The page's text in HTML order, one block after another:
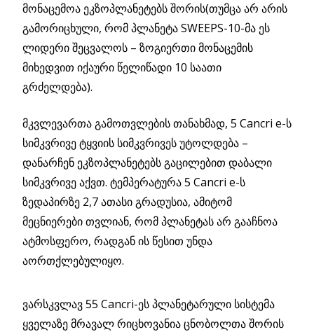
მონაცემოა ეკზოპლანეტებს შორის(თუმცა არ არის
გამორიცხული, რომ პლანეტა SWEEPS-10-მა ეს
ლიდერი შეცვალოს – ზოგიერთი მონაცემის
მიხედვით იქაური წელიწადი 10 საათი
გრძელდება).
მკვლევართა გამოთვლების თანახმად, 5 Cancri e-ს
სიმკვრივე ტყვიის სიმკვრივეს უტოლდება –
დანარჩენ ეკზოპლანეტებს გაცილებით დაბალი
სიმკვრივე აქვთ. ტემპერატურა 5 Cancri e-ს
ზედაპირზე 2,7 ათასი გრადუსია, ამიტომ
მეცნიერები თვლიან, რომ პლანეტას არ გააჩნოა
ატმოსფერო, რადგან ის წესით უნდა
აორთქლებულიყო.
ვარსკვლავ 55 Cancri-ეს პლანეტარული სისტემა
ყველაზე მრავალ რიცხოვანია ცნობოლთა შორის